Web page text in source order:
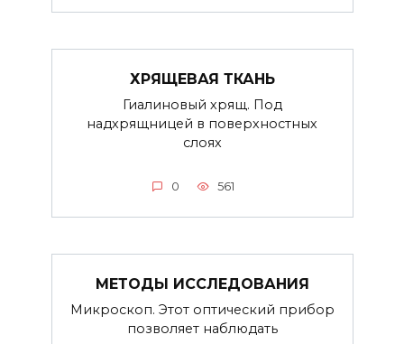
ХРЯЩЕВАЯ ТКАНЬ
Гиалиновый хрящ. Под
надхрящницей в поверхностных
слоях
0 561
МЕТОДЫ ИССЛЕДОВАНИЯ
Микроскоп. Этот оптический прибор
позволяет наблюдать